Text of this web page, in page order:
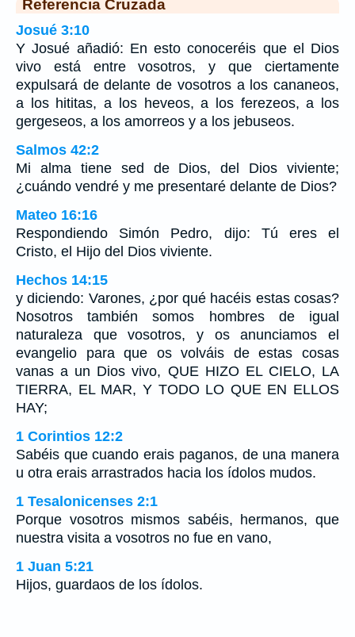
Referencia Cruzada
Josué 3:10
Y Josué añadió: En esto conoceréis que el Dios
vivo está entre vosotros, y que ciertamente
expulsará de delante de vosotros a los cananeos,
a los hititas, a los heveos, a los ferezeos, a los
gergeseos, a los amorreos y a los jebuseos.
Salmos 42:2
Mi alma tiene sed de Dios, del Dios viviente;
¿cuándo vendré y me presentaré delante de Dios?
Mateo 16:16
Respondiendo Simón Pedro, dijo: Tú eres el
Cristo, el Hijo del Dios viviente.
Hechos 14:15
y diciendo: Varones, ¿por qué hacéis estas cosas?
Nosotros también somos hombres de igual
naturaleza que vosotros, y os anunciamos el
evangelio para que os volváis de estas cosas
vanas a un Dios vivo, QUE HIZO EL CIELO, LA
TIERRA, EL MAR, Y TODO LO QUE EN ELLOS
HAY;
1 Corintios 12:2
Sabéis que cuando erais paganos, de una manera
u otra erais arrastrados hacia los ídolos mudos.
1 Tesalonicenses 2:1
Porque vosotros mismos sabéis, hermanos, que
nuestra visita a vosotros no fue en vano,
1 Juan 5:21
Hijos, guardaos de los ídolos.